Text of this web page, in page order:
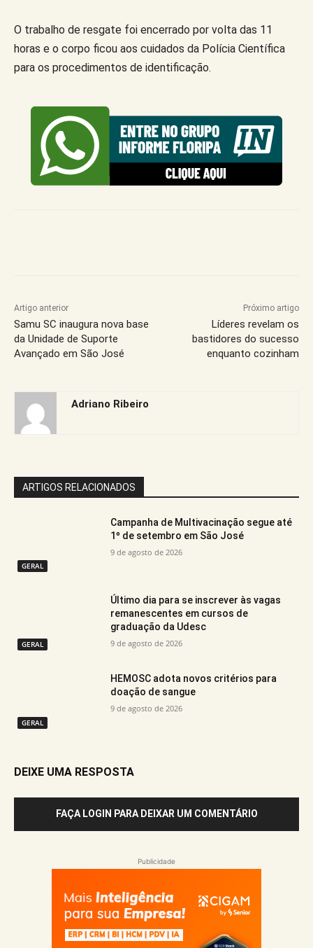
O trabalho de resgate foi encerrado por volta das 11
horas e o corpo ficou aos cuidados da Polícia Científica
para os procedimentos de identificação.
Artigo anterior
Samu SC inaugura nova base
da Unidade de Suporte
Avançado em São José
Próximo artigo
Líderes revelam os
bastidores do sucesso
enquanto cozinham
Adriano Ribeiro
ARTIGOS RELACIONADOS
GERAL
Campanha de Multivacinação segue até
1º de setembro em São José
9 de agosto de 2026
GERAL
Último dia para se inscrever às vagas
remanescentes em cursos de
graduação da Udesc
9 de agosto de 2026
GERAL
HEMOSC adota novos critérios para
doação de sangue
9 de agosto de 2026
DEIXE UMA RESPOSTA
FAÇA LOGIN PARA DEIXAR UM COMENTÁRIO
Publicidade